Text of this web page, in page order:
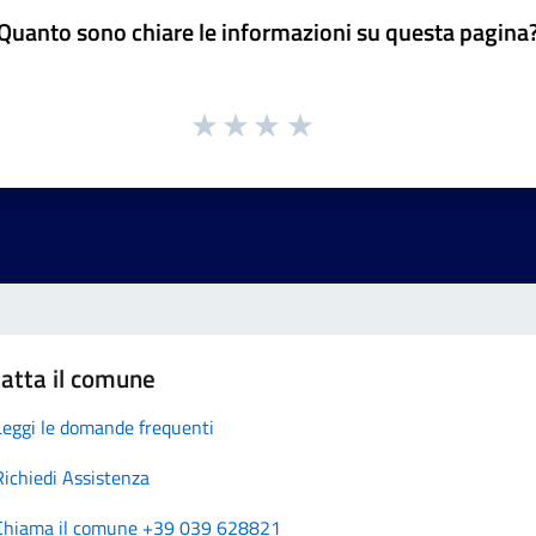
sono chiare le informazioni su questa
il comune
le domande frequenti
Assistenza
il comune +39 039 628821